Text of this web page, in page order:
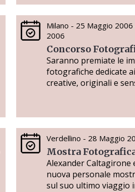
Milano - 25 Maggio
2006
Concorso
Saranno premiate le
fotografiche dedicate
creative, originali e
Verdellino - 28 Maggio
Mostra
Alexander Caltagirone
nuova personale
sul suo ultimo viaggio